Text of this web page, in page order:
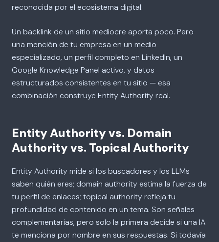
reconocida por el ecosistema digital.
Un backlink de un sitio mediocre aporta poco. Pero
una mención de tu empresa en un medio
especializado, un perfil completo en LinkedIn, un
Google Knowledge Panel activo, y datos
estructurados consistentes en tu sitio — esa
combinación construye Entity Authority real.
Entity Authority vs. Domain
Authority vs. Topical Authority
Entity Authority mide si los buscadores y los LLMs
saben quién eres; domain authority estima la fuerza de
tu perfil de enlaces; topical authority refleja tu
profundidad de contenido en un tema. Son señales
complementarias, pero solo la primera decide si una IA
te menciona por nombre en sus respuestas. Si todavía